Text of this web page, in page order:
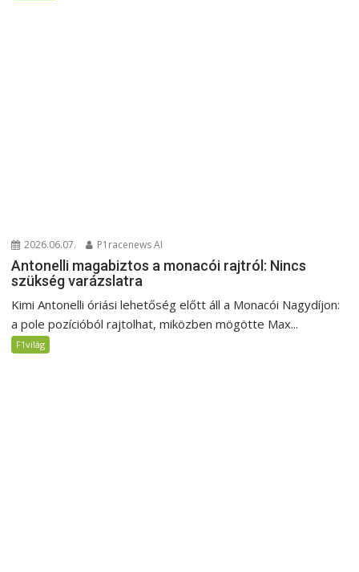
2026.06.07. P1racenews AI
Antonelli magabiztos a monacói rajtról: Nincs
szükség varázslatra
Kimi Antonelli óriási lehetőség előtt áll a Monacói Nagydíjon:
a pole pozícióból rajtolhat, miközben mögötte Max...
F1világ